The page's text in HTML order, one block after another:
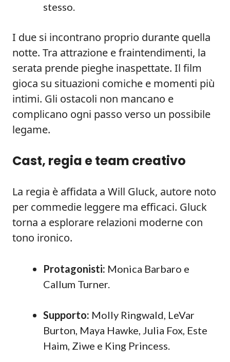
stesso.
I due si incontrano proprio durante quella
notte. Tra attrazione e fraintendimenti, la
serata prende pieghe inaspettate. Il film
gioca su situazioni comiche e momenti più
intimi. Gli ostacoli non mancano e
complicano ogni passo verso un possibile
legame.
Cast, regia e team creativo
La regia è affidata a Will Gluck, autore noto
per commedie leggere ma efficaci. Gluck
torna a esplorare relazioni moderne con
tono ironico.
Protagonisti: Monica Barbaro e
Callum Turner.
Supporto: Molly Ringwald, LeVar
Burton, Maya Hawke, Julia Fox, Este
Haim, Ziwe e King Princess.